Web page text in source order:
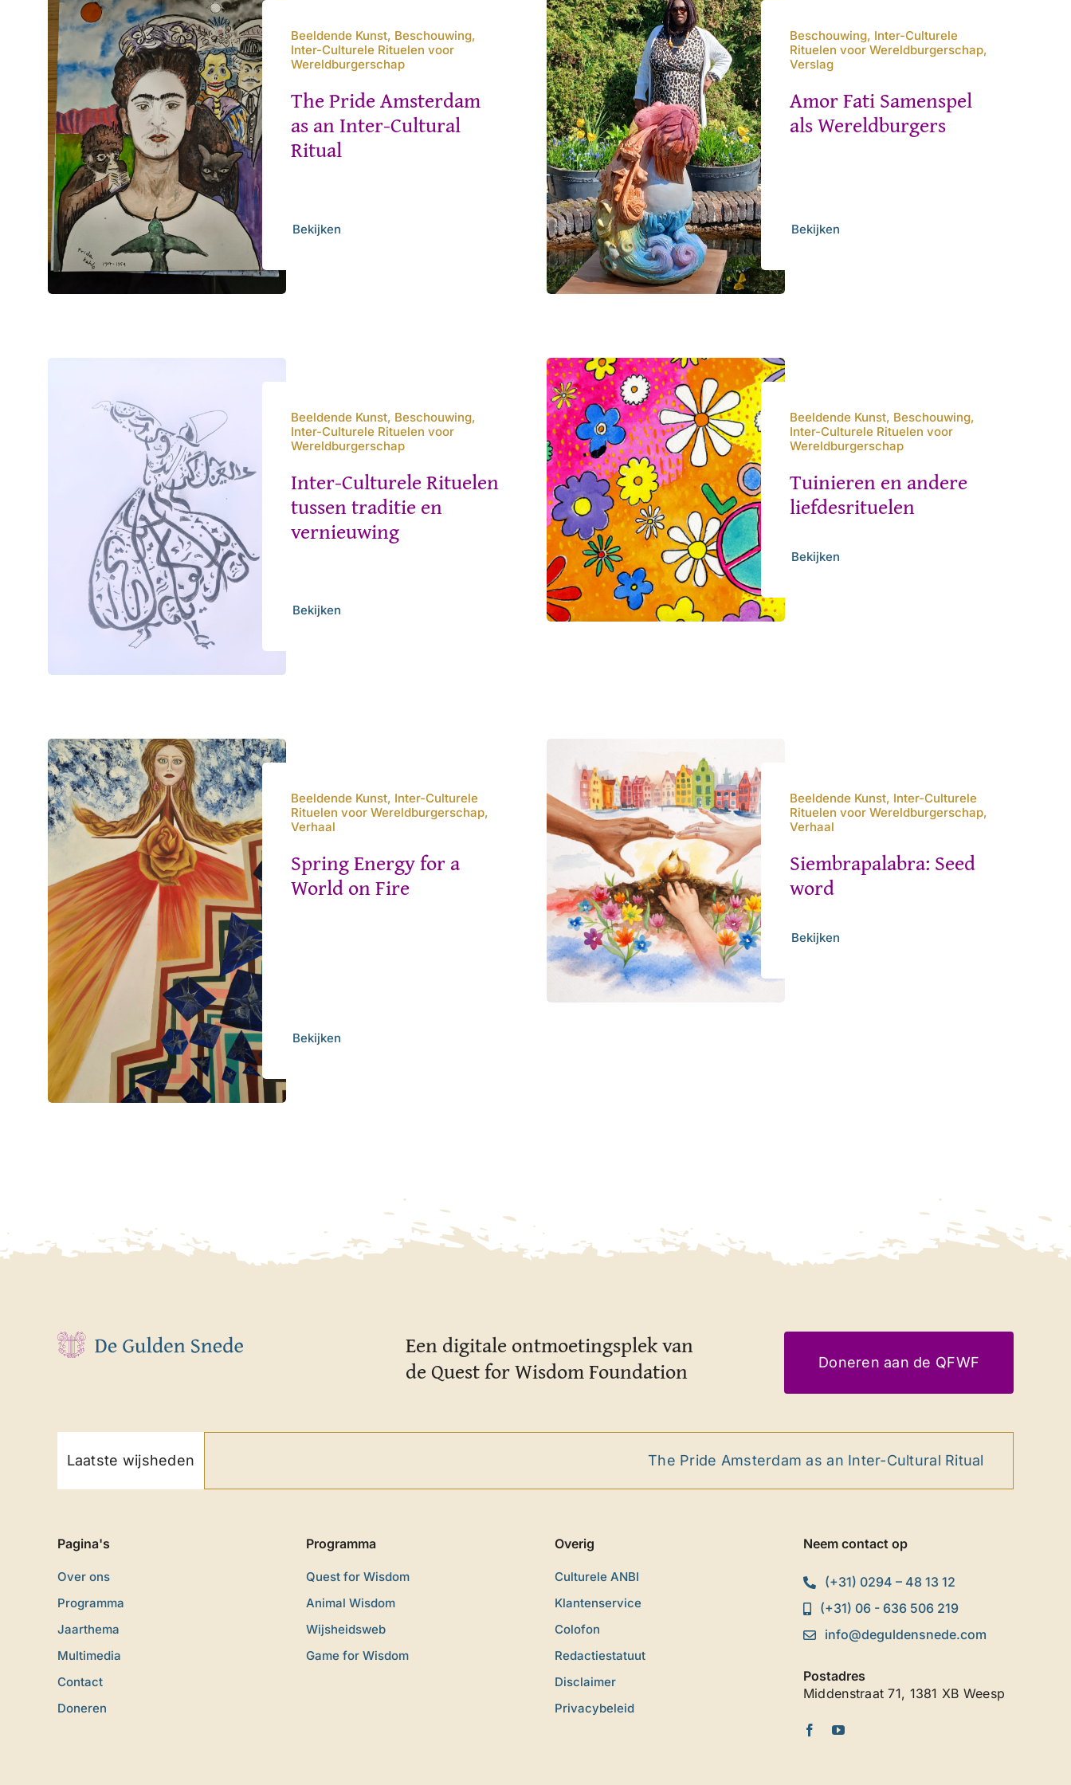
Beeldende Kunst, Beschouwing,
Inter-Culturele Rituelen voor
Wereldburgerschap
The Pride Amsterdam
as an Inter-Cultural
Ritual
Bekijken
Beschouwing, Inter-Culturele
Rituelen voor Wereldburgerschap,
Verslag
Amor Fati Samenspel
als Wereldburgers
Bekijken
Beeldende Kunst, Beschouwing,
Inter-Culturele Rituelen voor
Wereldburgerschap
Inter-Culturele Rituelen
tussen traditie en
vernieuwing
Bekijken
Beeldende Kunst, Beschouwing,
Inter-Culturele Rituelen voor
Wereldburgerschap
Tuinieren en andere
liefdesrituelen
Bekijken
Beeldende Kunst, Inter-Culturele
Rituelen voor Wereldburgerschap,
Verhaal
Spring Energy for a
World on Fire
Bekijken
Beeldende Kunst, Inter-Culturele
Rituelen voor Wereldburgerschap,
Verhaal
Siembrapalabra: Seed
word
Bekijken
Een digitale ontmoetingsplek van
de Quest for Wisdom Foundation
Doneren aan de QFWF
Laatste wijsheden The Pride Amsterdam as an Inter-Cultural Ritual
Pagina's
Over ons
Programma
Jaarthema
Multimedia
Contact
Doneren
Programma
Quest for Wisdom
Animal Wisdom
Wijsheidsweb
Game for Wisdom
Overig
Culturele ANBI
Klantenservice
Colofon
Redactiestatuut
Disclaimer
Privacybeleid
Neem contact op
(+31) 0294 – 48 13 12
(+31) 06 - 636 506 219
info@deguldensnede.com
Postadres
Middenstraat 71, 1381 XB Weesp